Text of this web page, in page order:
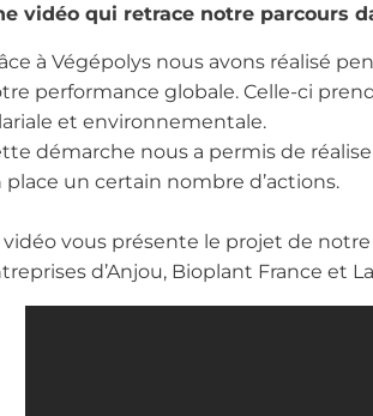
vidéo qui retrace notre parcours
à Végépolys nous avons réalisé
performance globale. Celle-ci
et environnementale.
démarche nous a permis de
place un certain nombre d’actions.
vidéo vous présente le projet de
d’Anjou, Bioplant France et